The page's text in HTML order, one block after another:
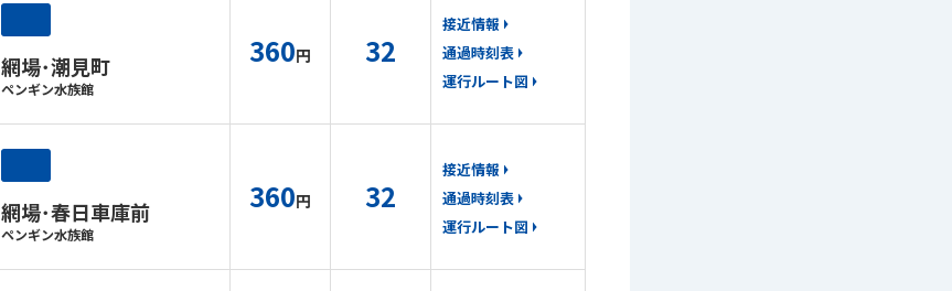
網場･潮見町
ペンギン水族館
360円 32
接近情報
通過時刻表
運行ルート図
網場･春日車庫前
ペンギン水族館
360円 32
接近情報
通過時刻表
運行ルート図